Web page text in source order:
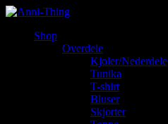
Shop
Overdele
Kjoler/Nederdele
Tunika
T-shirt
Bluser
Skjorter